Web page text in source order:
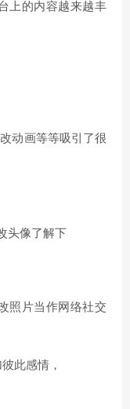
上的内容越来越丰
动画等等吸引了很
照片当作网络社交
此感情，